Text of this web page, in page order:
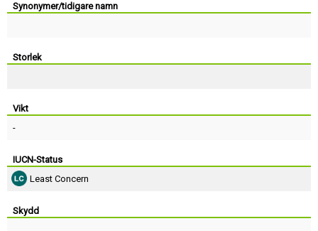
Synonymer/tidigare namn
Storlek
Vikt
-
IUCN-Status
Least Concern
Skydd